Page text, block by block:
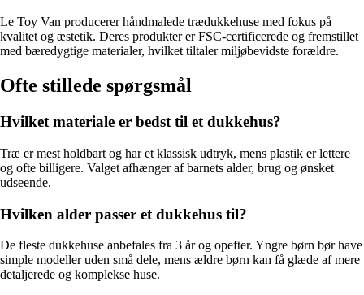
Le Toy Van producerer håndmalede trædukkehuse med fokus på
kvalitet og æstetik. Deres produkter er FSC-certificerede og fremstillet
med bæredygtige materialer, hvilket tiltaler miljøbevidste forældre.
Ofte stillede spørgsmål
Hvilket materiale er bedst til et dukkehus?
Træ er mest holdbart og har et klassisk udtryk, mens plastik er lettere
og ofte billigere. Valget afhænger af barnets alder, brug og ønsket
udseende.
Hvilken alder passer et dukkehus til?
De fleste dukkehuse anbefales fra 3 år og opefter. Yngre børn bør have
simple modeller uden små dele, mens ældre børn kan få glæde af mere
detaljerede og komplekse huse.